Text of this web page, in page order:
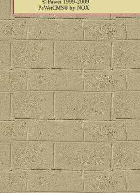
© Pawet 1999-2009
PaWetCMS® by NOX